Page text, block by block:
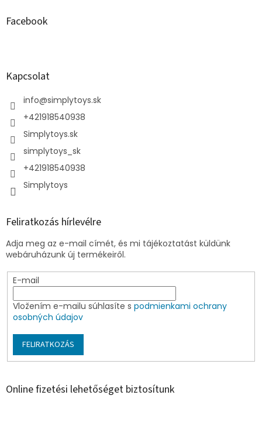
Facebook
Kapcsolat
info@simplytoys.sk
+421918540938
Simplytoys.sk
simplytoys_sk
+421918540938
Simplytoys
Feliratkozás hírlevélre
Adja meg az e-mail címét, és mi tájékoztatást küldünk
webáruházunk új termékeiről.
E-mail
Vložením e-mailu súhlasíte s podmienkami ochrany
osobných údajov
FELIRATKOZÁS
Online fizetési lehetőséget biztosítunk